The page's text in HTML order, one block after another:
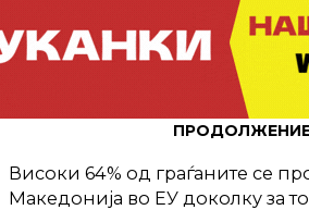
Високи 64% од граѓаните се
Македонија во ЕУ доколку за